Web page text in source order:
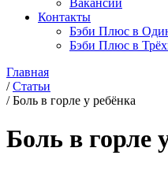
Вакансии
Контакты
Бэби Плюс в
Бэби Плюс в
Главная
/ Статьи
/ Боль в горле у ребёнка
Боль в горле